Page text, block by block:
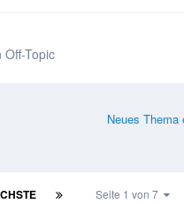
Off-Topic
Neues Thema
Seite 1 von 7